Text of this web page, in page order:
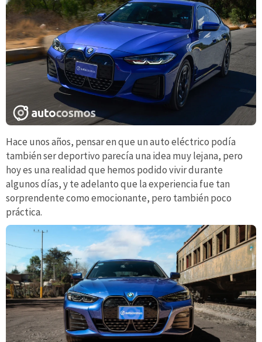
Hace unos años, pensar en que un auto eléctrico podía
también ser deportivo parecía una idea muy lejana, pero
hoy es una realidad que hemos podido vivir durante
algunos días, y te adelanto que la experiencia fue tan
sorprendente como emocionante, pero también poco
práctica.